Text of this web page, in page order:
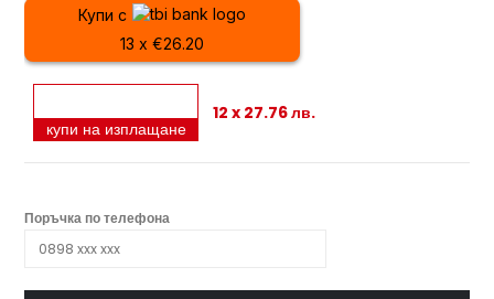
Купи с
13 x €26.20
купи на изплащане
12 x 27.76 лв.
Поръчка по телефона